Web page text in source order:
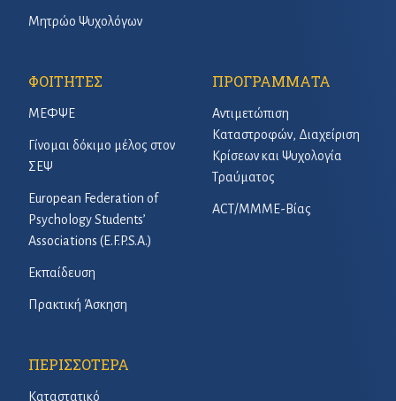
Μητρώο Ψυχολόγων
ΦΟΙΤΗΤΕΣ
ΜΕΦΨΕ
Γίνομαι δόκιμο μέλος στον
ΣΕΨ
European Federation of
Psychology Students’
Associations (E.F.P.S.A.)
Εκπαίδευση
Πρακτική Άσκηση
ΠΡΟΓΡΑΜΜΑΤΑ
Αντιμετώπιση
Καταστροφών, Διαχείριση
Κρίσεων και Ψυχολογία
Τραύματος
ACT/ΜΜΜΕ-Βίας
ΠΕΡΙΣΣΟΤΕΡΑ
Καταστατικό